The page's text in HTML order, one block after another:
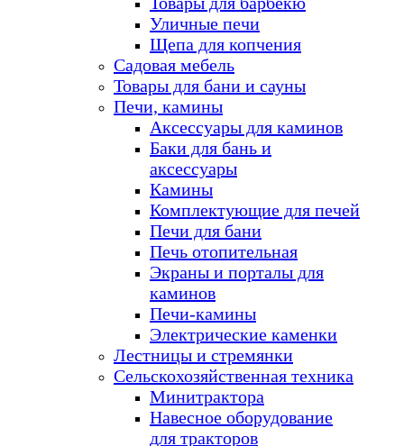
Уличные печи
Щепа для копчения
Садовая мебель
Товары для бани и сауны
Печи, камины
Аксессуары для каминов
Баки для бань и
аксессуары
Камины
Комплектующие для печей
Печи для бани
Печь отопительная
Экраны и порталы для
каминов
Печи-камины
Электрические каменки
Лестницы и стремянки
Сельскохозяйственная техника
Минитрактора
Навесное оборудование
для тракторов